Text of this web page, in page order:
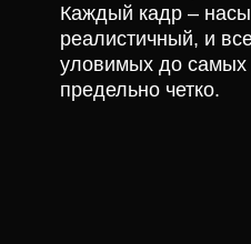
Каждый кадр –
реалистичный, и
уловимых до самых
предельно четко.